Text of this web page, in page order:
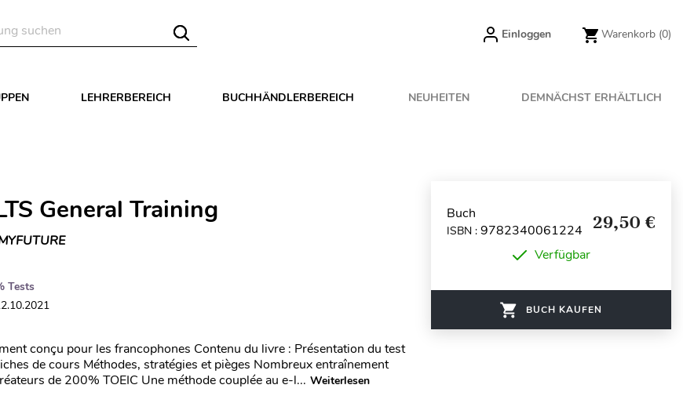
Einloggen Warenkorb (0)
LEHRERBEREICH BUCHHÄNDLERBEREICH NEUHEITEN DEMNÄCHST ERHÄLTLICH
General Training
Tests
conçu pour les francophones Contenu du livre : Présentation du test
de cours Méthodes, stratégies et pièges Nombreux entraînement
de 200% TOEIC Une méthode couplée au e-l... Weiterlesen
Buch
ISBN : 9782340061224 29,50 €
Verfügbar
BUCH KAUFEN